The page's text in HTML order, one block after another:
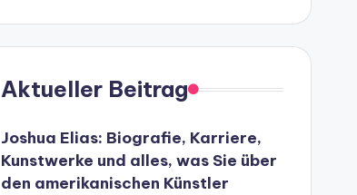
Aktueller Beitrag
Joshua Elias: Biografie, Karriere,
Kunstwerke und alles, was Sie über
den amerikanischen Künstler